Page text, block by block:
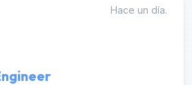
Hace un día.